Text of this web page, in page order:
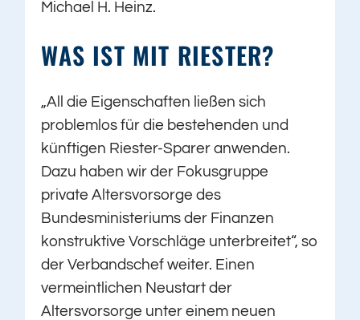
Michael H. Heinz.
WAS IST MIT RIESTER?
„All die Eigenschaften ließen sich
problemlos für die bestehenden und
künftigen Riester-Sparer anwenden.
Dazu haben wir der Fokusgruppe
private Altersvorsorge des
Bundesministeriums der Finanzen
konstruktive Vorschläge unterbreitet“, so
der Verbandschef weiter. Einen
vermeintlichen Neustart der
Altersvorsorge unter einem neuen